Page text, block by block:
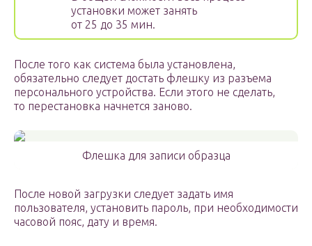
установки может занять
от 25 до 35 мин.
После того как система была установлена,
обязательно следует достать флешку из разъема
персонального устройства. Если этого не сделать,
то перестановка начнется заново.
Флешка для записи образца
После новой загрузки следует задать имя
пользователя, установить пароль, при необходимости
часовой пояс, дату и время.